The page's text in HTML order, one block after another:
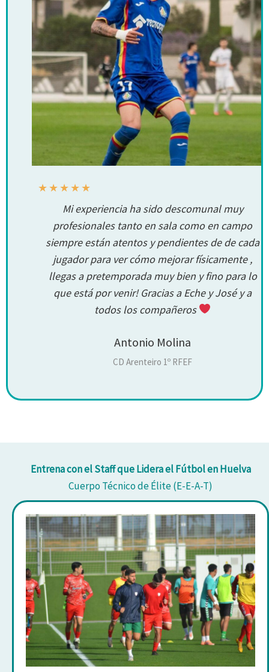
★★★★★
Mi experiencia ha sido descomunal muy
profesionales tanto en sala como en campo
siempre están atentos y pendientes de de cada
jugador para ver cómo mejorar físicamente ,
llegas a pretemporada muy bien y fino para lo
que está por venir! Gracias a Eche y José y a
todos los compañeros
Antonio Molina
CD Arenteiro 1º RFEF
Entrena con el Staff que Lidera el Fútbol en Huelva
Cuerpo Técnico de Élite (E-E-A-T)